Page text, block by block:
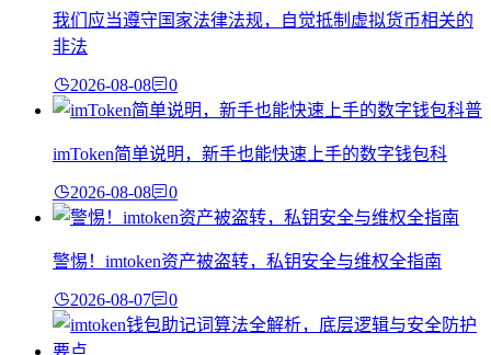
我们应当遵守国家法律法规，自觉抵制虚拟货币相关的
非法
2026-08-08 0
imToken简单说明，新手也能快速上手的数字钱包科
2026-08-08 0
警惕！imtoken资产被盗转，私钥安全与维权全指南
2026-08-07 0